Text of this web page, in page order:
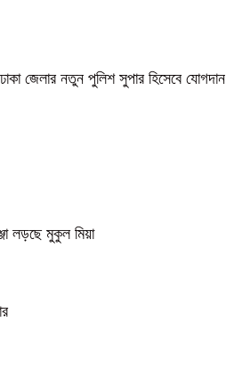
জেলার নতুন পুলিশ সুপার হিসেবে যোগদান
লড়ছে মুকুল মিয়া